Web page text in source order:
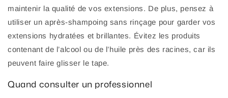
maintenir la qualité de vos extensions. De plus, pensez à
utiliser un après-shampoing sans rinçage pour garder vos
extensions hydratées et brillantes. Évitez les produits
contenant de l’alcool ou de l’huile près des racines, car ils
peuvent faire glisser le tape.
Quand consulter un professionnel